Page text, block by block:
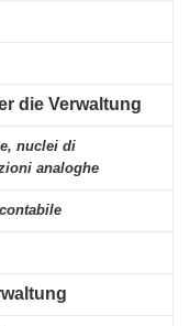
die Verwaltung
nuclei di
analoghe